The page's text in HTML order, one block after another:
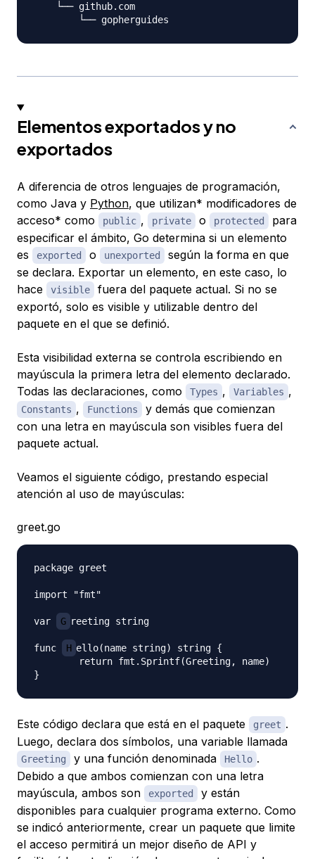
    └── github.com
Elementos exportados y no
exportados
A diferencia de otros lenguajes de programación,
como Java y Python, que utilizan* modificadores de
acceso* como
public , private o protected
para
especificar el ámbito, Go determina si un elemento
es
exported o unexported
según la forma en que
se declara. Exportar un elemento, en este caso, lo
hace
visible
fuera del paquete actual. Si no se
exportó, solo es visible y utilizable dentro del
paquete en el que se definió.
Esta visibilidad externa se controla escribiendo en
mayúscula la primera letra del elemento declarado.
Todas las declaraciones, como
Types , Variables ,
Constants , Functions
y demás que comienzan
con una letra en mayúscula son visibles fuera del
paquete actual.
Veamos el siguiente código, prestando especial
atención al uso de mayúsculas:
greet.go
package greet
import "fmt"
var G reeting string
func H ello(name string) string {
Este código declara que está en el paquete greet .
Luego, declara dos símbolos, una variable llamada
Greeting y una función denominada Hello .
Debido a que ambos comienzan con una letra
mayúscula, ambos son
exported
y están
disponibles para cualquier programa externo. Como
se indicó anteriormente, crear un paquete que limite
el acceso permitirá un mejor diseño de API y